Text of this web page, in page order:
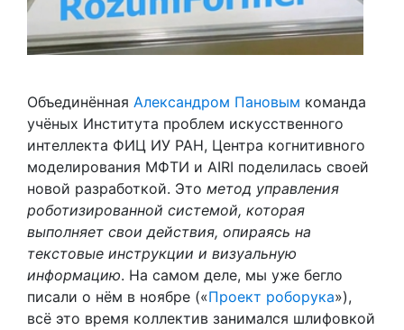
Объединённая Александром Пановым команда
учёных Института проблем искусственного
интеллекта ФИЦ ИУ РАН, Центра когнитивного
моделирования МФТИ и AIRI поделилась своей
новой разработкой. Это метод управления
роботизированной системой, которая
выполняет свои действия, опираясь на
текстовые инструкции и визуальную
информацию. На самом деле, мы уже бегло
писали о нём в ноябре («Проект роборука»),
всё это время коллектив занимался шлифовкой